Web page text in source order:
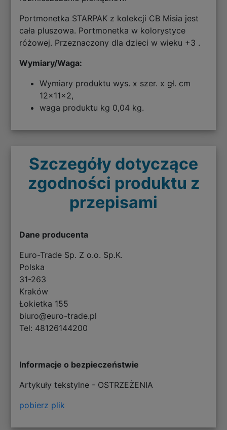
Portmonetka STARPAK z kolekcji CB Misia jest
cała pluszowa. Portmonetka w kolorystyce
różowej. Przeznaczony dla dzieci w wieku +3 .
Wymiary/Waga:
Wymiary produktu wys. x szer. x gł. cm
12x11x2,
waga produktu kg 0,04 kg.
Szczegóły dotyczące
zgodności produktu z
przepisami
Dane producenta
Euro-Trade Sp. Z o.o. Sp.K.
Polska
31-263
Kraków
Łokietka 155
biuro@euro-trade.pl
Tel: 48126144200
Informacje o bezpieczeństwie
Artykuły tekstylne - OSTRZEŻENIA
pobierz plik